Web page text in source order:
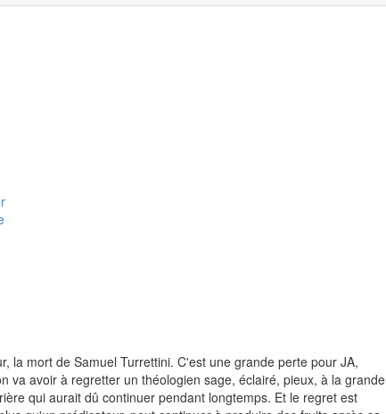
la mort de Samuel Turrettini. C'est une grande perte pour JA,
va avoir à regretter un théologien sage, éclairé, pieux, à la grande
qui aurait dû continuer pendant longtemps. Et le regret est